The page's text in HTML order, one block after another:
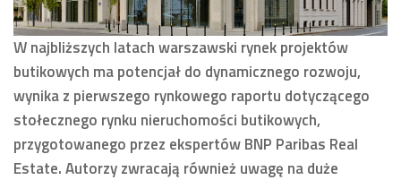
W najbliższych latach warszawski rynek projektów
butikowych ma potencjał do dynamicznego rozwoju,
wynika z pierwszego rynkowego raportu dotyczącego
stołecznego rynku nieruchomości butikowych,
przygotowanego przez ekspertów BNP Paribas Real
Estate. Autorzy zwracają również uwagę na duże